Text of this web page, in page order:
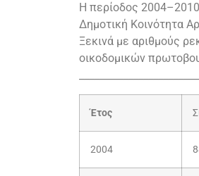
Η περίοδος
Δημοτική Κοινότητα
Ξεκινά με αριθμούς
οικοδομικών
Έτος
2004